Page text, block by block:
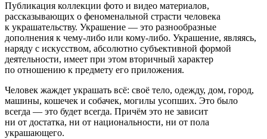
Публикация коллекции фото и видео материалов,
рассказывающих о феноменальной страсти человека
к украшательству. Украшение — это разнообразные
дополнения к чему-либо или кому-либо. Украшение, являясь,
наряду с искусством, абсолютно субъективной формой
деятельности, имеет при этом вторичный характер
по отношению к предмету его приложения.
Человек жаждет украшать всё: своё тело, одежду, дом, город,
машины, кошечек и собачек, могилы усопших. Это было
всегда — это будет всегда. Причём это не зависит
ни от достатка, ни от национальности, ни от пола
украшающего.